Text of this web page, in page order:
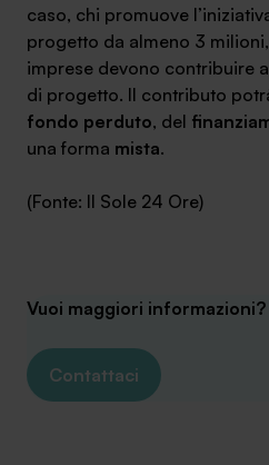
caso, chi promuove
progetto da almeno 3 milioni,
imprese devono contribuire
di progetto. Il contributo
fondo perduto, del
una forma mista.
(Fonte: Il Sole 24 Ore)
Vuoi maggiori informazioni?
Contattaci